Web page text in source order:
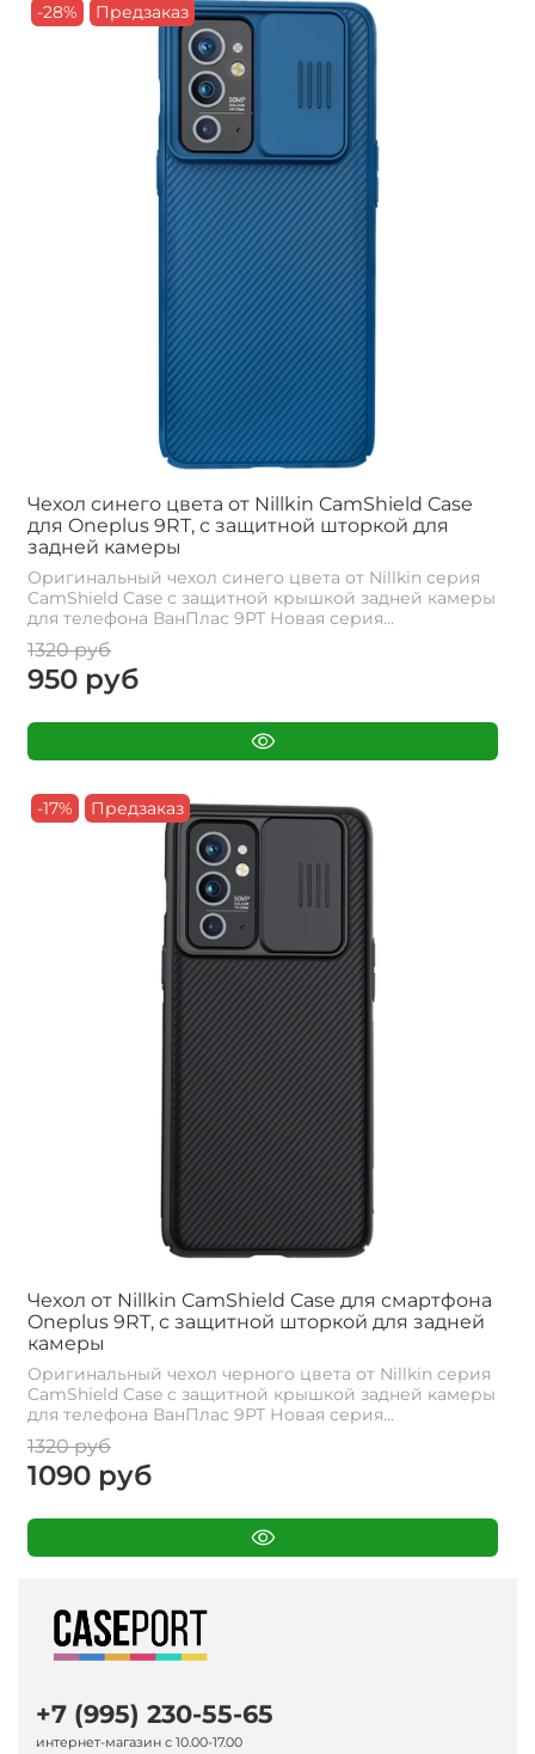
-28% Предзаказ
Чехол синего цвета от Nillkin CamShield Case
для Oneplus 9RT, с защитной шторкой для
задней камеры
Оригинальный чехол синего цвета от Nillkin серия
CamShield Case с защитной крышкой задней камеры
для телефона ВанПлас 9РТ Новая серия...
1320 руб
950 руб
-17% Предзаказ
Чехол от Nillkin CamShield Case для смартфона
Oneplus 9RT, с защитной шторкой для задней
камеры
Оригинальный чехол черного цвета от Nillkin серия
CamShield Case с защитной крышкой задней камеры
для телефона ВанПлас 9РТ Новая серия...
1320 руб
1090 руб
+7 (995) 230-55-65
интернет-магазин с 10.00-17.00